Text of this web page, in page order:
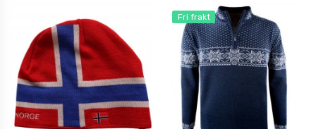
Fri frakt